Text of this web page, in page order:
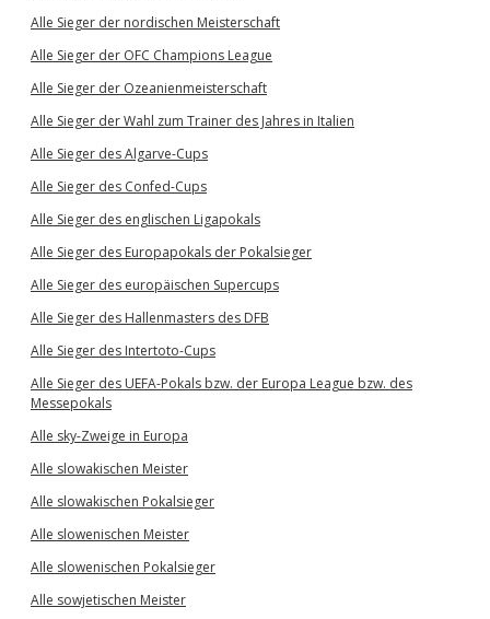
Alle Sieger der nordischen Meisterschaft
Alle Sieger der OFC Champions League
Alle Sieger der Ozeanienmeisterschaft
Alle Sieger der Wahl zum Trainer des Jahres in Italien
Alle Sieger des Algarve-Cups
Alle Sieger des Confed-Cups
Alle Sieger des englischen Ligapokals
Alle Sieger des Europapokals der Pokalsieger
Alle Sieger des europäischen Supercups
Alle Sieger des Hallenmasters des DFB
Alle Sieger des Intertoto-Cups
Alle Sieger des UEFA-Pokals bzw. der Europa League bzw. des
Messepokals
Alle sky-Zweige in Europa
Alle slowakischen Meister
Alle slowakischen Pokalsieger
Alle slowenischen Meister
Alle slowenischen Pokalsieger
Alle sowjetischen Meister